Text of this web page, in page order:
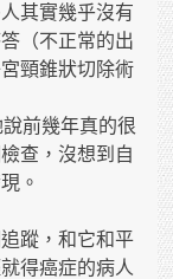
其實幾乎沒有
（不正常的出
頸錐狀切除術
前幾年真的很
查，沒想到自
。
蹤，和它和平
得癌症的病人